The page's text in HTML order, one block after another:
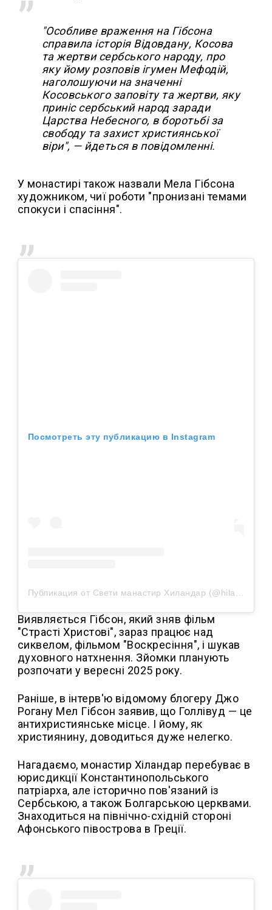
"Особливе враження на Гібсона
справила історія Відовдану, Косова
та жертви сербського народу, про
яку йому розповів ігумен Мефодій,
наголошуючи на значенні
Косовського заповіту та жертви, яку
приніс сербський народ заради
Царства Небесного, в боротьбі за
свободу та захист християнської
віри", — йдеться в повідомленні.
У монастирі також назвали Мела Гібсона
художником, чиї роботи "пронизані темами
спокуси і спасіння".
Посмотреть эту публикацию в Instagram
Виявляється Гібсон, який зняв фільм
"Страсті Христові", зараз працює над
сиквелом, фільмом "Воскресіння", і шукав
духовного натхнення. Зйомки планують
розпочати у вересні 2025 року.
Раніше, в інтерв'ю відомому блогеру Джо
Рогану Мел Гібсон заявив, що Голлівуд — це
антихристиянське місце. І йому, як
християнину, доводиться дуже нелегко.
Нагадаємо, монастир Хіландар перебуває в
юрисдикції Константинопольського
патріарха, але історично пов'язаний із
Сербською, а також Болгарською церквами.
Знаходиться на північно-східній стороні
Афонського півострова в Греції.